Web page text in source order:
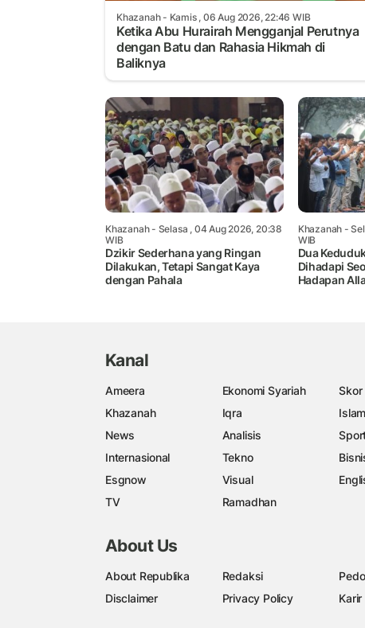
Khazanah- Kamis , 06 Aug 2026, 22:46 WIB
Ketika Abu Hurairah Mengganjal Perutnya
dengan Batu dan Rahasia Hikmah di
Baliknya
Khazanah- Selasa , 04 Aug 2026, 20:38
WIB
Dzikir Sederhana yang Ringan
Dilakukan, Tetapi Sangat Kaya
dengan Pahala
Khazanah -
WIB
Dua
Dihadapi
Hadapan
Kanal
Ameera Ekonomi Syariah
Skor
Khazanah
Iqra
News
Analisis
Internasional
Tekno
Esgnow
Visual
TV
Ramadhan
About Us
About Republika Redaksi
Disclaimer
Privacy Policy Karir